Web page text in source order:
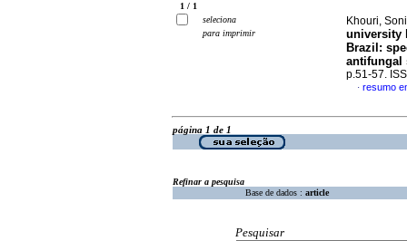
1 / 1
seleciona
para imprimir
Khouri,
university
Brazil:
antifungal
p.51-57.
· resumo
página 1 de 1
Refinar a pesquisa
Base de dados : article
Pesquisar